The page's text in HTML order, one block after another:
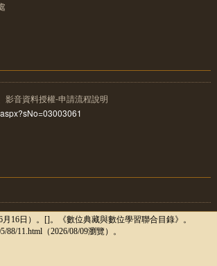
影音資料授權-申請流程說明